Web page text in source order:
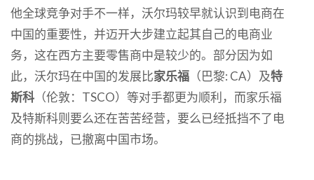
他全球竞争对手不一样，沃尔玛较早就认识到电商在
中国的重要性，并迈开大步建立起其自己的电商业
务，这在西方主要零售商中是较少的。部分因为如
此，沃尔玛在中国的发展比家乐福 （巴黎: CA）及特
斯科 （伦敦：TSCO）等对手都更为顺利，而家乐福
及特斯科则要么还在苦苦经营，要么已经抵挡不了电
商的挑战，已撤离中国市场。